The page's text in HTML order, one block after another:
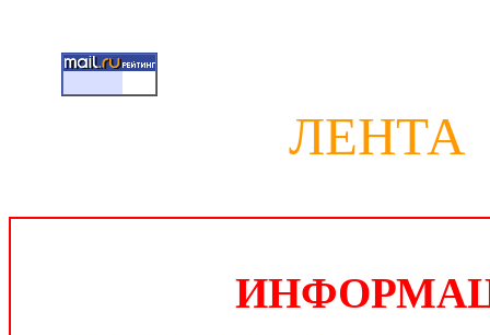
ЛЕНТА